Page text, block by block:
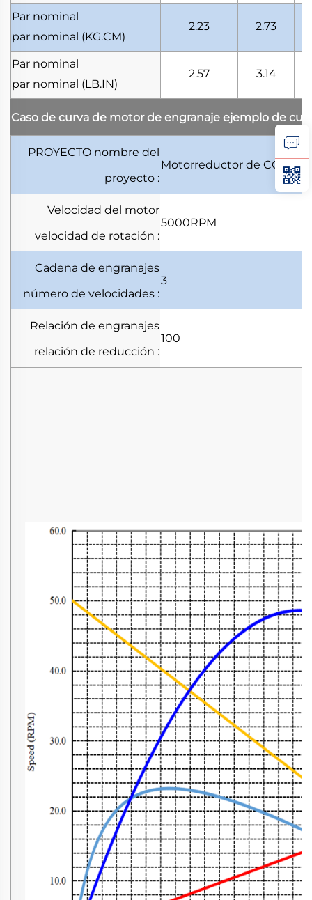
Par nominal
par nominal (KG.CM)
2.23 2.73
Par nominal
par nominal (LB.IN)
2.57 3.14
Caso de curva de motor de engranaje ejemplo de
PROYECTO nombre del
proyecto :
Motorreductor de CC
Velocidad del motor
velocidad de rotación :
5000RPM
Cadena de engranajes
número de velocidades :
3
Relación de engranajes
relación de reducción :
100